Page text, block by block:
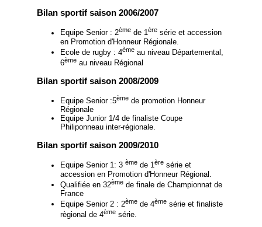
Bilan sportif saison 2006/2007
Equipe Senior : 2èmede 1èresérie et accession
en Promotion d'Honneur Régionale.
Ecole de rugby : 4èmeau niveau Départemental,
6èmeau niveau Régional
Bilan sportif saison 2008/2009
Equipe Senior :5èmede promotion Honneur
Régionale
Equipe Junior 1/4 de finaliste Coupe
Philiponneau inter-régionale.
Bilan sportif saison 2009/2010
Equipe Senior 1: 3 èmede 1èresérie et
accession en Promotion d'Honneur Régional.
Qualifiée en 32èmede finale de Championnat de
France
Equipe Senior 2 : 2èmede 4èmesérie et finaliste
règional de 4èmesérie.